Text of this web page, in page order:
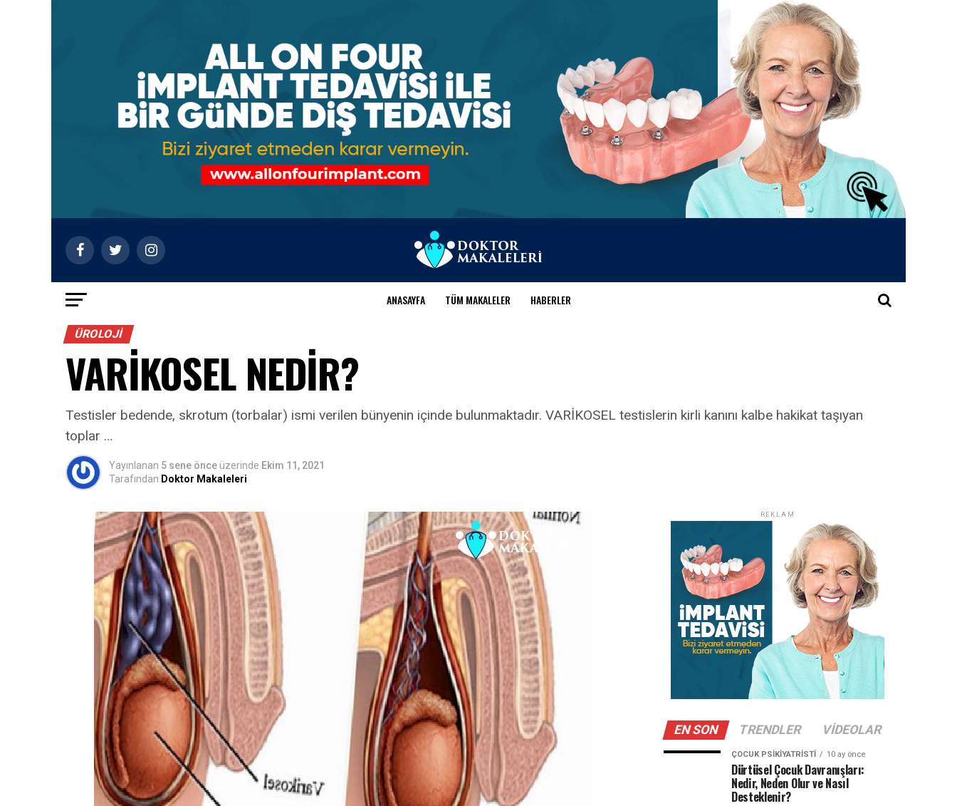
ANASAYFA TÜM MAKALELER HABERLER
ÜROLOJI
VARİKOSEL NEDİR?
Testisler bedende, skrotum (torbalar) ismi verilen bünyenin içinde bulunmaktadır. VARİKOSEL testislerin kirli kanını kalbe hakikat taşıyan
toplar …
Yayınlanan 5 sene önce üzerinde Ekim 11, 2021
Tarafından Doktor Makaleleri
REKLAM
EN SON TRENDLER VIDEOLAR
ÇOCUK PSIKIYATRISTI 10 ay önce
Dürtüsel Çocuk Davranışları:
Nedir, Neden Olur ve Nasıl
Desteklenir?